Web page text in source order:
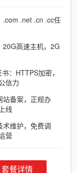
.net .cn .cc任
高速主机，2G
：HTTPS加密，
信力
备案，正规办
线
维护，免费调
营
套餐详情